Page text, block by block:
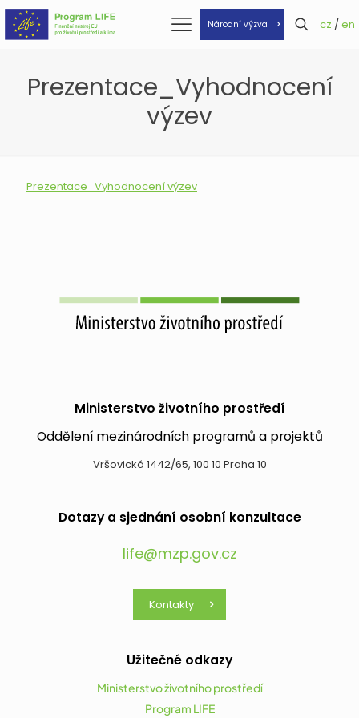
Národní výzva cz / en
Prezentace_Vyhodnocení
výzev
Prezentace_Vyhodnocení výzev
Ministerstvo životního prostředí
Oddělení mezinárodních programů a projektů
Vršovická 1442/65, 100 10 Praha 10
Dotazy a sjednání osobní konzultace
life@mzp.gov.cz
Kontakty
Užitečné odkazy
Ministerstvo životního prostředí
Program LIFE